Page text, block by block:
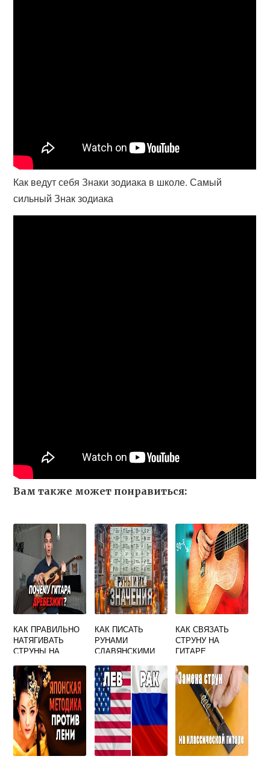
Как ведут себя Знаки зодиака в школе. Самый
сильный Знак зодиака
Вам также может понравиться:
КАК ПРАВИЛЬНО
НАТЯГИВАТЬ
СТРУНЫ НА
АКУСТИЧЕСКУЮ
КАК ПИСАТЬ
РУНАМИ
СЛАВЯНСКИМИ
КАК СВЯЗАТЬ
СТРУНУ НА
ГИТАРЕ